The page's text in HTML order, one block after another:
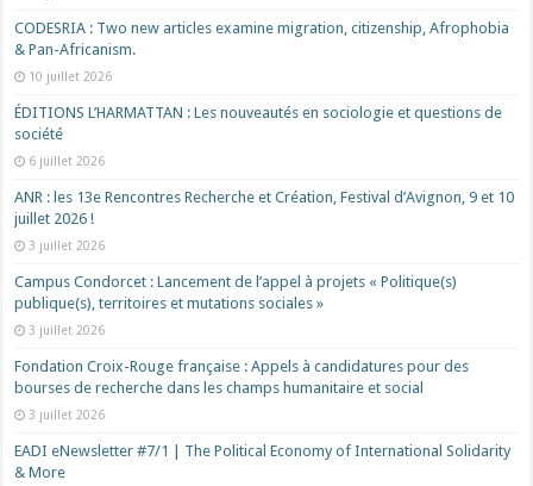
CODESRIA : Two new articles examine migration, citizenship, Afrophobia
& Pan-Africanism.
10 juillet 2026
ÉDITIONS L’HARMATTAN : Les nouveautés en sociologie et questions de
société
6 juillet 2026
ANR : les 13e Rencontres Recherche et Création, Festival d’Avignon, 9 et 10
juillet 2026 !
3 juillet 2026
Campus Condorcet : Lancement de l’appel à projets « Politique(s)
publique(s), territoires et mutations sociales »
3 juillet 2026
Fondation Croix-Rouge française : Appels à candidatures pour des
bourses de recherche dans les champs humanitaire et social
3 juillet 2026
EADI eNewsletter #7/1 | The Political Economy of International Solidarity
& More